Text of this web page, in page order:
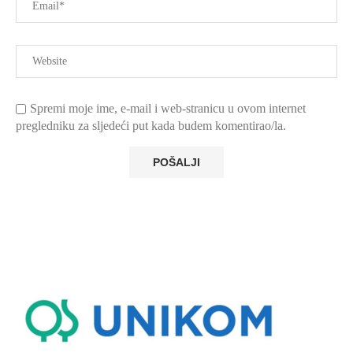
Spremi moje ime, e-mail i web-stranicu u ovom internet
pregledniku za sljedeći put kada budem komentirao/la.